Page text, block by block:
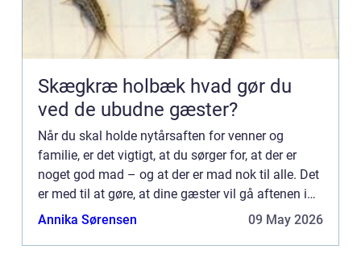
Skægkræ holbæk hvad gør du
ved de ubudne gæster?
Når du skal holde nytårsaften for venner og
familie, er det vigtigt, at du sørger for, at der er
noget god mad – og at der er mad nok til alle. Det
er med til at gøre, at dine gæster vil gå aftenen i
m&osla...
Annika Sørensen 09 May 2026